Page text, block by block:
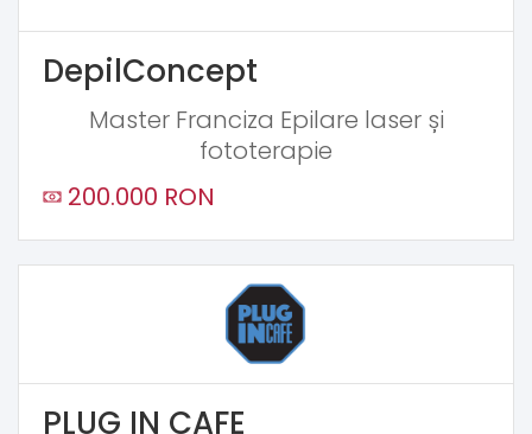
DepilConcept
Master Franciza Epilare laser și
fototerapie
200.000 RON
PLUG IN CAFE